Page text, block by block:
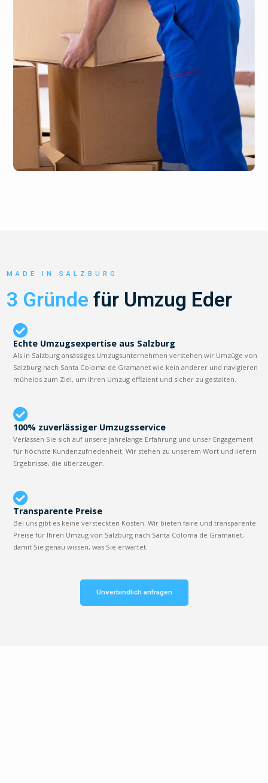
MADE IN SALZBURG
3 Gründe für Umzug Eder
Echte Umzugsexpertise aus Salzburg
Als in Salzburg ansässiges Umzugsunternehmen verstehen wir Umzüge von
Salzburg nach Santa Coloma de Gramanet wie kein anderer und navigieren
mühelos zum Ziel, um Ihren Umzug effizient und sicher zu gestalten.
100% zuverlässiger Umzugsservice
Verlassen Sie sich auf unsere jahrelange Erfahrung und unser Engagement
für höchste Kundenzufriedenheit. Wir stehen zu unserem Wort und liefern
Ergebnisse, die überzeugen.
Transparente Preise
Bei uns gibt es keine versteckten Kosten. Wir bieten faire und transparente
Preise für Ihren Umzug von Salzburg nach Santa Coloma de Gramanet,
damit Sie genau wissen, was Sie erwartet.
Unverbindlich anfragen